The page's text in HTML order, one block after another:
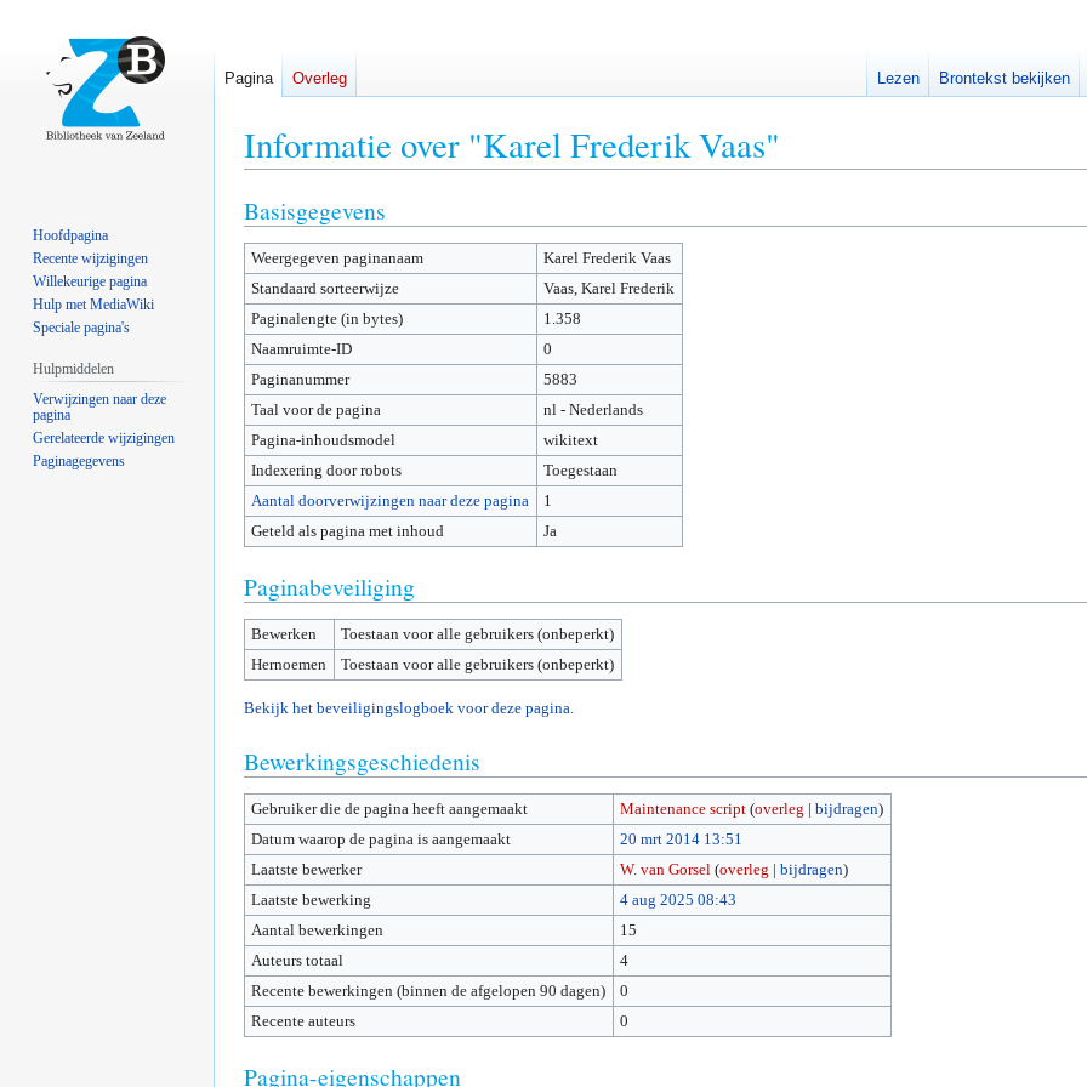
Informatie over "Karel Frederik Vaas"
Naar
navigatie
springen
Naar
zoeken
springen
Basisgegevens
Weergegeven paginanaam
Karel Frederik Vaas
Standaard sorteerwijze
Vaas, Karel Frederik
Paginalengte (in bytes)
1.358
Naamruimte-ID
0
Paginanummer
5883
Taal voor de pagina
nl - Nederlands
Pagina-inhoudsmodel
wikitext
Indexering door robots
Toegestaan
Aantal doorverwijzingen naar deze pagina
1
Geteld als pagina met inhoud
Ja
Paginabeveiliging
Bewerken
Toestaan voor alle gebruikers (onbeperkt)
Hernoemen
Toestaan voor alle gebruikers (onbeperkt)
Bekijk het beveiligingslogboek voor deze pagina.
Bewerkingsgeschiedenis
Gebruiker die de pagina heeft aangemaakt Maintenance script (overleg |bijdragen)
Datum waarop de pagina is aangemaakt
20 mrt 2014 13:51
Laatste bewerker
W. van Gorsel (overleg |bijdragen)
Laatste bewerking
4 aug 2025 08:43
Aantal bewerkingen
15
Auteurs totaal
4
Recente bewerkingen (binnen de afgelopen 90 dagen)
0
Recente auteurs
0
Pagina-eigenschappen
Pagina Overleg Lezen Brontekst bekijken
Hoofdpagina
Recente wijzigingen
Willekeurige pagina
Hulp met MediaWiki
Speciale pagina's
Hulpmiddelen
Verwijzingen naar deze
pagina
Gerelateerde wijzigingen
Paginagegevens